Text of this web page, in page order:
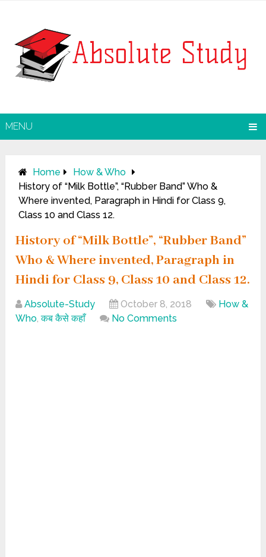
MENU
Home
How & Who
History of “Milk Bottle”, “Rubber Band” Who &
Where invented, Paragraph in Hindi for Class 9,
Class 10 and Class 12.
History of “Milk Bottle”, “Rubber Band”
Who & Where invented, Paragraph in
Hindi for Class 9, Class 10 and Class 12.
Absolute-Study October 8, 2018
How &
Who,कब कैसे कहाँ No Comments